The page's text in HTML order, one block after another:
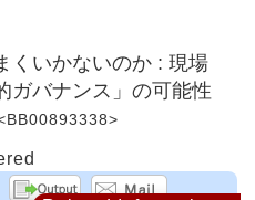
くいかないのか : 現場
ガバナンス」の可能性